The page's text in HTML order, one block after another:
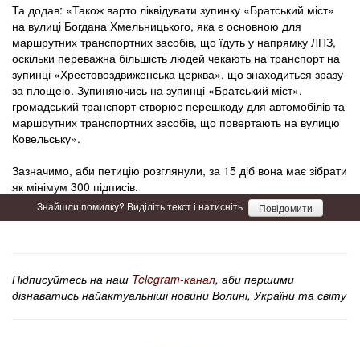
Та додав: «Також варто ліквідувати зупинку «Братський міст»
на вулиці Богдана Хмельницького, яка є основною для
маршрутних транспортних засобів, що їдуть у напрямку ЛПЗ,
оскільки переважна більшість людей чекають на транспорт на
зупинці «Хрестовоздвиженська церква», що знаходиться зразу
за площею. Зупиняючись на зупинці «Братський міст»,
громадський транспорт створює перешкоду для автомобілів та
маршрутних транспортних засобів, що повертають на вулицю
Ковельську».
Зазначимо, аби петицію розглянули, за 15 діб вона має зібрати
як мінімум 300 підписів.
Знайшли помилку? Виділіть текст і натисніть Повідомити
Підписуйтесь на наш Telegram-канал, аби першими
дізнаватись найактуальніші новини Волині, України та світу